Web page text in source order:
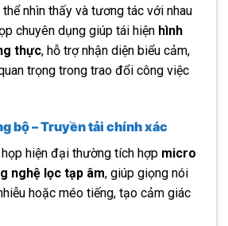
nhìn thấy và tương tác với nhau
chuyên dụng giúp tái hiện hình
thực, hỗ trợ nhận diện biểu cảm,
trọng trong trao đổi công việc
bộ – Truyền tải chính xác
hiện đại thường tích hợp micro
nghệ lọc tạp âm, giúp giọng nói
hoặc méo tiếng, tạo cảm giác